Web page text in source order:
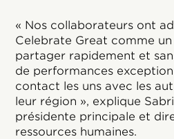
« Nos collaborateurs ont
Celebrate Great comme
partager rapidement et
de performances
contact les uns avec les
leur région », explique
présidente principale et
ressources humaines.